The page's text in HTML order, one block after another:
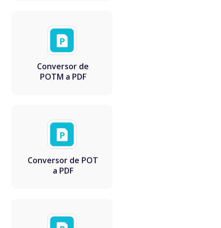
Conversor de
POTM a PDF
Conversor de POT
a PDF